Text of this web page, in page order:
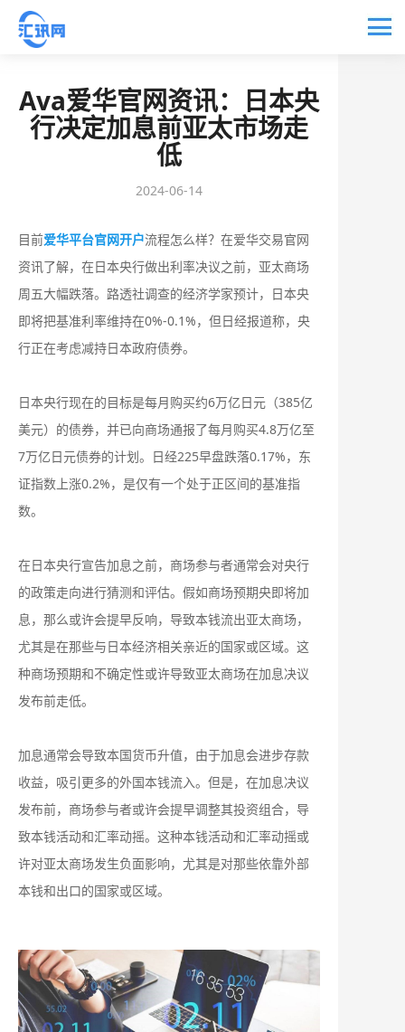
Ava爱华官网资讯：日本央
行决定加息前亚太市场走
低
2024-06-14
目前爱华平台官网开户流程怎么样？在爱华交易官网
资讯了解，在日本央行做出利率决议之前，亚太商场
周五大幅跌落。路透社调查的经济学家预计，日本央
即将把基准利率维持在0%-0.1%，但日经报道称，央
行正在考虑减持日本政府债券。
日本央行现在的目标是每月购买约6万亿日元（385亿
美元）的债券，并已向商场通报了每月购买4.8万亿至
7万亿日元债券的计划。日经225早盘跌落0.17%，东
证指数上涨0.2%，是仅有一个处于正区间的基准指
数。
在日本央行宣告加息之前，商场参与者通常会对央行
的政策走向进行猜测和评估。假如商场预期央即将加
息，那么或许会提早反响，导致本钱流出亚太商场，
尤其是在那些与日本经济相关亲近的国家或区域。这
种商场预期和不确定性或许导致亚太商场在加息决议
发布前走低。
加息通常会导致本国货币升值，由于加息会进步存款
收益，吸引更多的外国本钱流入。但是，在加息决议
发布前，商场参与者或许会提早调整其投资组合，导
致本钱活动和汇率动摇。这种本钱活动和汇率动摇或
许对亚太商场发生负面影响，尤其是对那些依靠外部
本钱和出口的国家或区域。